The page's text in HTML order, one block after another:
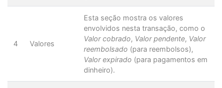
4 Valores
Esta seção mostra os valores
envolvidos nesta transação, como o
Valor cobrado, Valor pendente, Valor
reembolsado (para reembolsos),
Valor expirado (para pagamentos em
dinheiro).